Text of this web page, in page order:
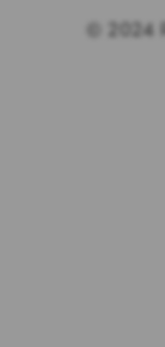
© 2024